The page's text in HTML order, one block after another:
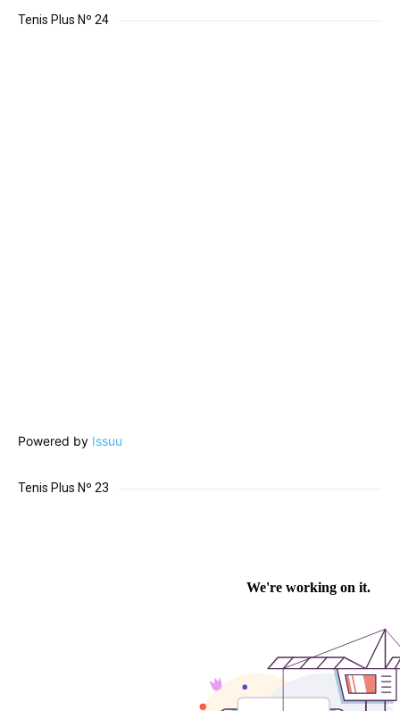
Tenis Plus Nº 24
Powered by Issuu
Tenis Plus Nº 23